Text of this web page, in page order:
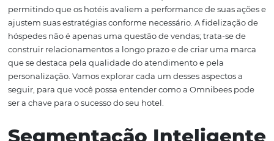
reduz a dependência de Agências de Viagens Online
dos principais objetivos de qualquer hotel. Neste artigo,
detalhar como a segmentação inteligente, as
automatizadas, a integração com o motor de reservas e
360º do cliente são fundamentais para o sucesso das
de marketing hoteleiro.
permitindo que os hotéis avaliem a performance de